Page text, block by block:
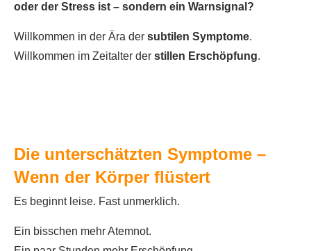
oder der Stress ist – sondern ein Warnsignal?
Willkommen in der Ära der subtilen Symptome.
Willkommen im Zeitalter der stillen Erschöpfung.
Die unterschätzten Symptome –
Wenn der Körper flüstert
Es beginnt leise. Fast unmerklich.
Ein bisschen mehr Atemnot.